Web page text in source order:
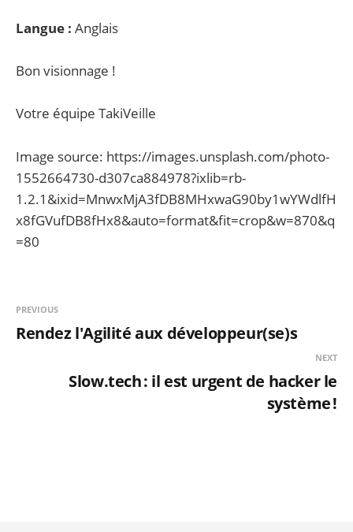
Langue : Anglais
Bon visionnage !
Votre équipe TakiVeille
Image source: https://images.unsplash.com/photo-
1552664730-d307ca884978?ixlib=rb-
1.2.1&ixid=MnwxMjA3fDB8MHxwaG90by1wYWdlfH
x8fGVufDB8fHx8&auto=format&fit=crop&w=870&q
=80
PREVIOUS
Rendez l'Agilité aux développeur(se)s
NEXT
Slow.tech : il est urgent de hacker le
système !